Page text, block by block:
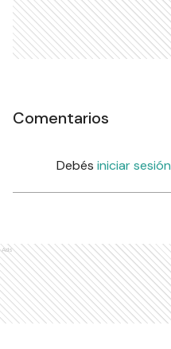
Comentarios
Debés iniciar sesión
Ads